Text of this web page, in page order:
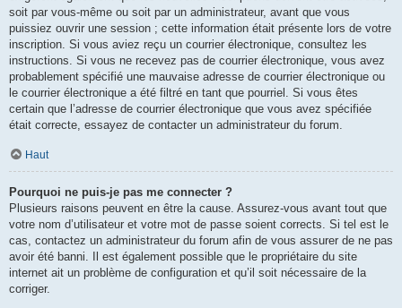
soit par vous-même ou soit par un administrateur, avant que vous
puissiez ouvrir une session ; cette information était présente lors de votre
inscription. Si vous aviez reçu un courrier électronique, consultez les
instructions. Si vous ne recevez pas de courrier électronique, vous avez
probablement spécifié une mauvaise adresse de courrier électronique ou
le courrier électronique a été filtré en tant que pourriel. Si vous êtes
certain que l’adresse de courrier électronique que vous avez spécifiée
était correcte, essayez de contacter un administrateur du forum.
Haut
Pourquoi ne puis-je pas me connecter ?
Plusieurs raisons peuvent en être la cause. Assurez-vous avant tout que
votre nom d’utilisateur et votre mot de passe soient corrects. Si tel est le
cas, contactez un administrateur du forum afin de vous assurer de ne pas
avoir été banni. Il est également possible que le propriétaire du site
internet ait un problème de configuration et qu’il soit nécessaire de la
corriger.